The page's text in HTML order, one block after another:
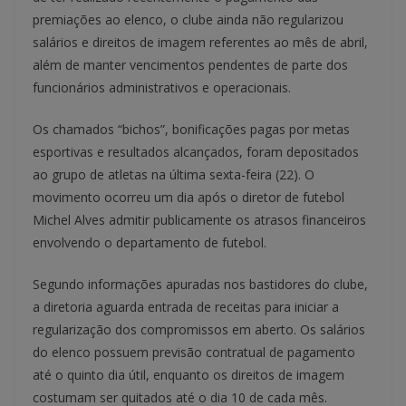
premiações ao elenco, o clube ainda não regularizou
salários e direitos de imagem referentes ao mês de abril,
além de manter vencimentos pendentes de parte dos
funcionários administrativos e operacionais.
Os chamados “bichos”, bonificações pagas por metas
esportivas e resultados alcançados, foram depositados
ao grupo de atletas na última sexta-feira (22). O
movimento ocorreu um dia após o diretor de futebol
Michel Alves admitir publicamente os atrasos financeiros
envolvendo o departamento de futebol.
Segundo informações apuradas nos bastidores do clube,
a diretoria aguarda entrada de receitas para iniciar a
regularização dos compromissos em aberto. Os salários
do elenco possuem previsão contratual de pagamento
até o quinto dia útil, enquanto os direitos de imagem
costumam ser quitados até o dia 10 de cada mês.